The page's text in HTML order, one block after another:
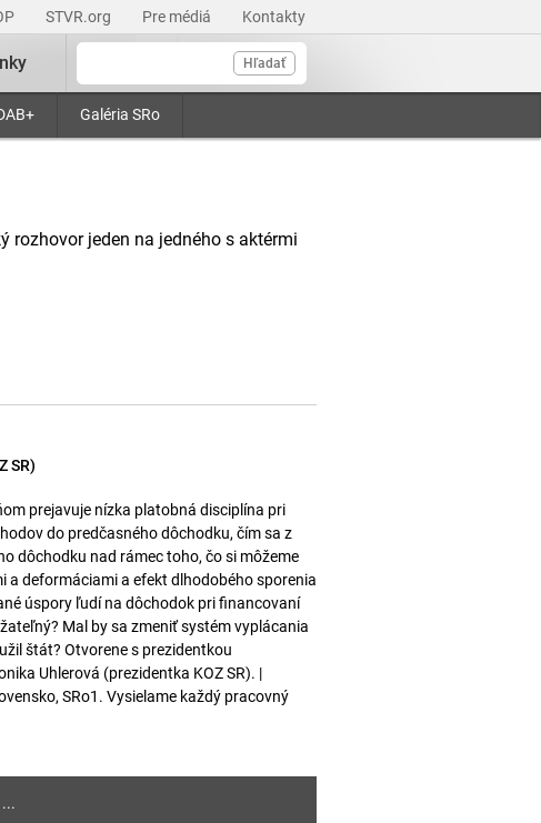
STVR.org Pre médiá Kontakty
Hľadať
Galéria SRo
rozhovor jeden na jedného s aktérmi
SR)
prejavuje nízka platobná disciplína pri
do predčasného dôchodku, čím sa z
dôchodku nad rámec toho, čo si môžeme
a deformáciami a efekt dlhodobého sporenia
úspory ľudí na dôchodok pri financovaní
Mal by sa zmeniť systém vyplácania
štát? Otvorene s prezidentkou
Uhlerová (prezidentka KOZ SR). |
SRo1. Vysielame každý pracovný